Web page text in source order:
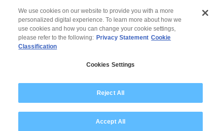
Senior Consulting Partner, Transport und
Logistik
Modern Slavery Statement
We use cookies on our website to provide you with a more
personalized digital experience. To learn more about how we
use cookies and how you can change your cookie settings,
please refer to the following: Privacy Statement Cookie
Classification
Cookies Settings
Reject All
Accept All